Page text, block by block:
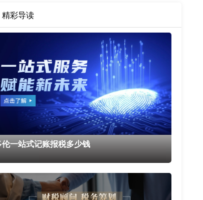
精彩导读
伦一站式记账报税多少钱